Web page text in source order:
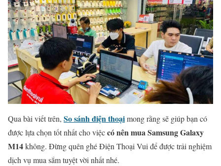
Qua bài viết trên, So sánh điện thoạimong rằng sẽ giúp bạn có
được lựa chọn tốt nhất cho việccó nên mua Samsung Galaxy
M14không. Đừng quên ghé Điện Thoại Vui để được trải nghiệm
dịch vụ mua sắm tuyệt vời nhất nhé.